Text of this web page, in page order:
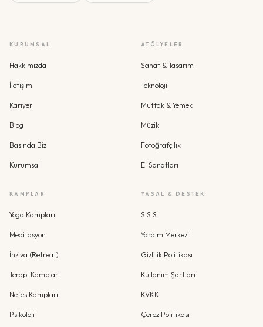
KURUMSAL
Hakkımızda
İletişim
Kariyer
Blog
Basında Biz
Kurumsal
ATÖLYELER
Sanat & Tasarım
Teknoloji
Mutfak & Yemek
Müzik
Fotoğrafçılık
El Sanatları
KAMPLAR
Yoga Kampları
Meditasyon
İnziva (Retreat)
Terapi Kampları
Nefes Kampları
Psikoloji
YASAL & DESTEK
S.S.S.
Yardım Merkezi
Gizlilik Politikası
Kullanım Şartları
KVKK
Çerez Politikası